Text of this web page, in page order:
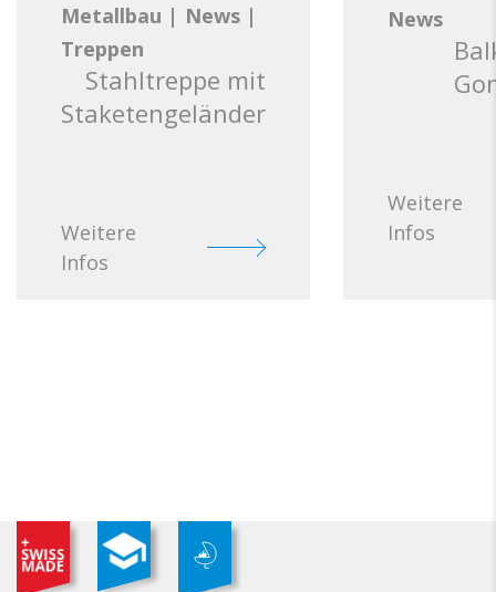
Metallbau | News |
Treppen
Stahltreppe mit
Staketengeländer
Weitere
Infos
News
Weitere
Infos